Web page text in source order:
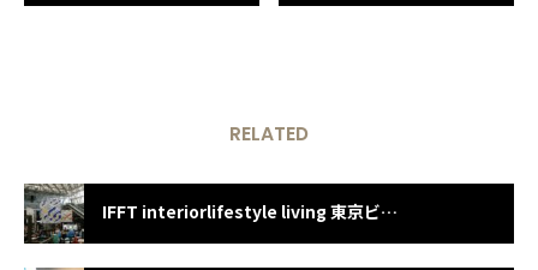
RELATED
IFFT interiorlifestyle living 東京ビッグサイト